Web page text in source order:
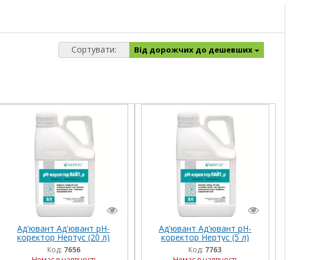
Сортувати: Від дорожчих до дешевших
Ад'ювант Ад'ювант рН-
коректор Нертус (20 л)
Код: 7656
Ад'ювант Ад'ювант рН-
коректор Нертус (5 л)
Код: 7763